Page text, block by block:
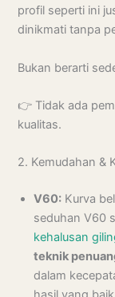
profil seperti ini
dinikmati tanpa
Bukan berarti
👉 Tidak ada
kualitas.
2. Kemudahan &
V60: Kurva
seduhan V60
kehalusan
teknik
dalam